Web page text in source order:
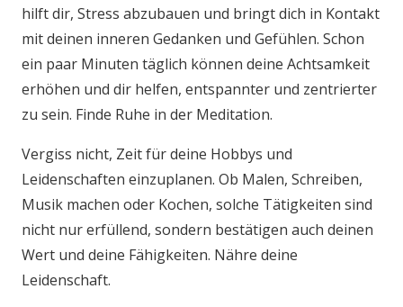
hilft dir, Stress abzubauen und bringt dich in Kontakt
mit deinen inneren Gedanken und Gefühlen. Schon
ein paar Minuten täglich können deine Achtsamkeit
erhöhen und dir helfen, entspannter und zentrierter
zu sein. Finde Ruhe in der Meditation.
Vergiss nicht, Zeit für deine Hobbys und
Leidenschaften einzuplanen. Ob Malen, Schreiben,
Musik machen oder Kochen, solche Tätigkeiten sind
nicht nur erfüllend, sondern bestätigen auch deinen
Wert und deine Fähigkeiten. Nähre deine
Leidenschaft.